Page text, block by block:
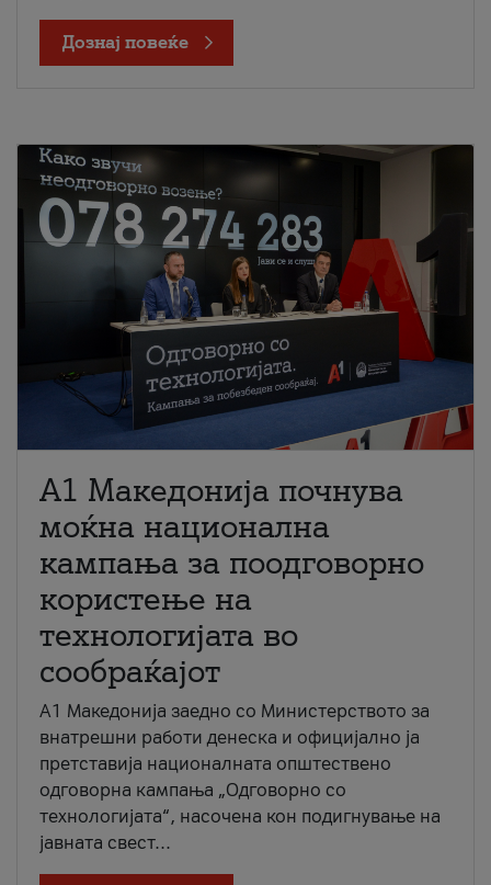
Дознај повеќе
A1 Македонија почнува
моќна национална
кампања за поодговорно
користење на
технологијата во
сообраќајот
A1 Македонија заедно со Министерството за
внатрешни работи денеска и официјално ја
претставија националната општествено
одговорна кампања „Одговорно со
технологијата“, насочена кон подигнување на
јавната свест...